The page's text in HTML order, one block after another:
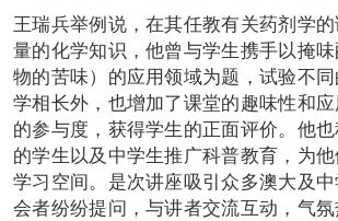
王瑞兵举例说，在其任教有关药剂学
量的化学知识，他曾与学生携手以掩
物的苦味）的应用领域为题，试验不
学相长外，也增加了课堂的趣味性和
的参与度，获得学生的正面评价。他
的学生以及中学生推广科普教育，为
学习空间。是次讲座吸引众多澳大及
会者纷纷提问，与讲者交流互动，气氛